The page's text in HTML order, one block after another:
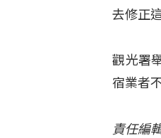
去修正
觀光署
宿業者
責任編